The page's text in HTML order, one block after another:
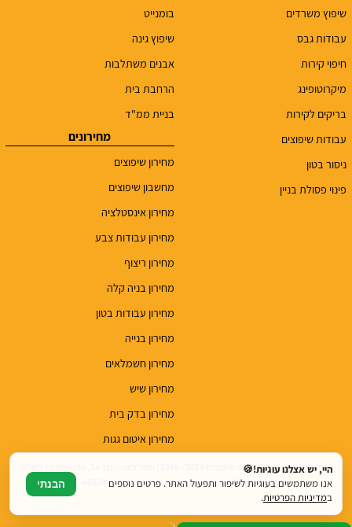
שיפוץ משרדים
עבודות גבס
חיפוי קירות
מיקרוטופינג
בריקים לקירות
עבודות שיפוצים
ניסור בטון
פינוי פסולת בניין
בומנייט
שיפוץ גינה
אבנים משתלבות
הרחבת בית
בניית ממ"ד
מחירונים
מחירון שיפוצים
מחשבון שיפוצים
מחירון אינסטלציה
מחירון עבודות צבע
מחירון ריצוף
מחירון בניה קלה
מחירון עבודות בטון
מחירון בנייה
מחירון חשמלאים
מחירון שיש
מחירון בדק בית
מחירון איטום גגות
top.renovations.co.il@gmail.com | טלפון: 077-6052900
היי, יש אצלנו עוגיות!🍪
אנו משתמשים בעוגיות לשיפור ותפעול האתר. פרטים נוספים
במדיניות הפרטיות.
הבנתי